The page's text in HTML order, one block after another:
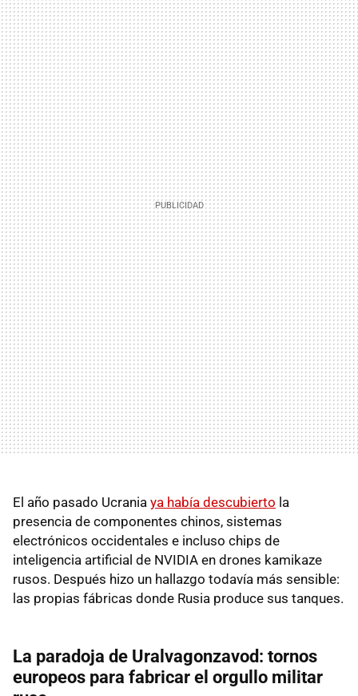
El año pasado Ucrania ya había descubierto la
presencia de componentes chinos, sistemas
electrónicos occidentales e incluso chips de
inteligencia artificial de NVIDIA en drones kamikaze
rusos. Después hizo un hallazgo todavía más sensible:
las propias fábricas donde Rusia produce sus tanques.
La paradoja de Uralvagonzavod: tornos
europeos para fabricar el orgullo militar